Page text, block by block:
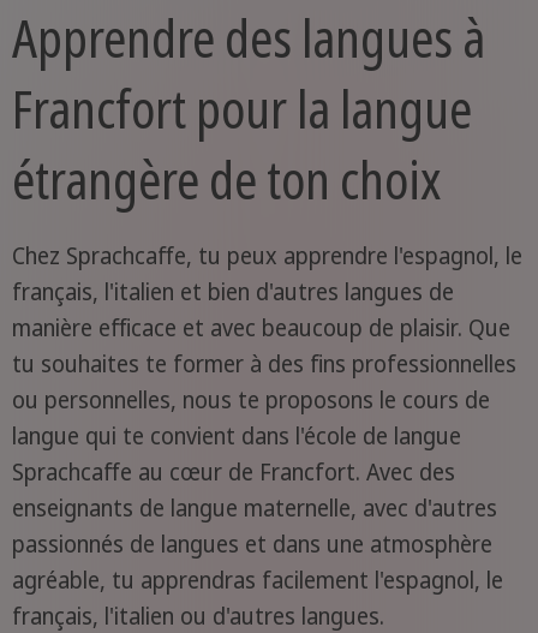
Apprendre des langues à
Francfort pour la langue
étrangère de ton choix
Chez Sprachcaffe, tu peux apprendre l'espagnol, le
français, l'italien et bien d'autres langues de
manière efficace et avec beaucoup de plaisir. Que
tu souhaites te former à des fins professionnelles
ou personnelles, nous te proposons le cours de
langue qui te convient dans l'école de langue
Sprachcaffe au cœur de Francfort. Avec des
enseignants de langue maternelle, avec d'autres
passionnés de langues et dans une atmosphère
agréable, tu apprendras facilement l'espagnol, le
français, l'italien ou d'autres langues.